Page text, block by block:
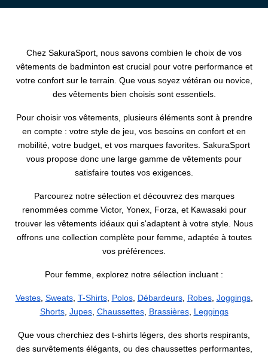
Chez SakuraSport, nous savons combien le choix de vos
vêtements de badminton est crucial pour votre performance et
votre confort sur le terrain. Que vous soyez vétéran ou novice,
des vêtements bien choisis sont essentiels.
Pour choisir vos vêtements, plusieurs éléments sont à prendre
en compte : votre style de jeu, vos besoins en confort et en
mobilité, votre budget, et vos marques favorites. SakuraSport
vous propose donc une large gamme de vêtements pour
satisfaire toutes vos exigences.
Parcourez notre sélection et découvrez des marques
renommées comme Victor, Yonex, Forza, et Kawasaki pour
trouver les vêtements idéaux qui s'adaptent à votre style. Nous
offrons une collection complète pour femme, adaptée à toutes
vos préférences.
Pour femme, explorez notre sélection incluant :
Vestes, Sweats, T-Shirts, Polos, Débardeurs, Robes, Joggings,
Shorts, Jupes, Chaussettes, Brassières, Leggings
Que vous cherchiez des t-shirts légers, des shorts respirants,
des survêtements élégants, ou des chaussettes performantes,